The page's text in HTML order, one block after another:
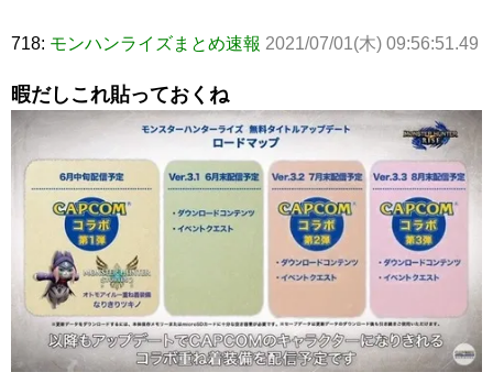
718: モンハンライズまとめ速報 2021/07/01(木) 09:56:51.49
暇だしこれ貼っておくね